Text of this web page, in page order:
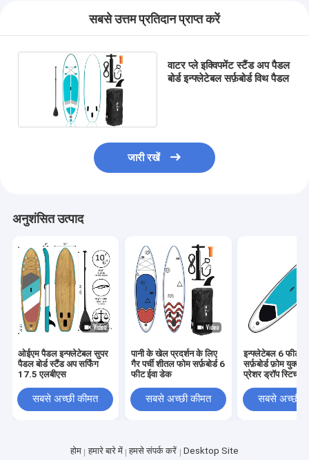
सबसे उत्तम प्रतिदान प्राप्त करें
वाटर प्ले इक्विपमेंट स्टैंड अप पैडल
बोर्ड इन्फ्लेटेबल सर्फ़बोर्ड विथ पैडल
जारी रखें
अनुशंसित उत्पाद
ओईएम पैडल इन्फ्लेटेबल सुपर
पैडल बोर्ड स्टैंड अप सर्फिंग
17.5 एलबीएस
सबसे अच्छी कीमत
पानी के खेल प्रदर्शन के लिए
गैर पर्ची शीतल फोम सर्फ़बोर्ड 6
फीट ईवा डेक
सबसे अच्छी कीमत
इन्फ्लेटेबल 6 फीट
सर्फ़बोर्ड फ़ोम युक्त
प्रेशर ड्रॉप स्टिच
सबसे अच्छी
होम हमारे बारे में हमसे संपर्क करें
Desktop Site